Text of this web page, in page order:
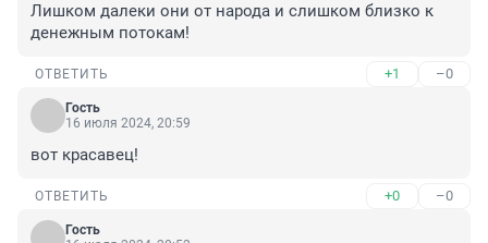
Лишком далеки они от народа и слишком близко к
денежным потокам!
ОТВЕТИТЬ +1 –0
Гость
16 июля 2024, 20:59
вот красавец!
ОТВЕТИТЬ +0 –0
Гость